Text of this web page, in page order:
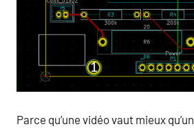
Parce qu’une vidéo vaut mieux